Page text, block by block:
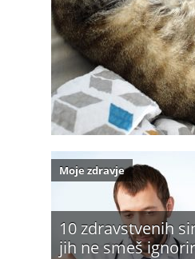
10 zdravstvenih
jih ne smeš
Moje zdravje